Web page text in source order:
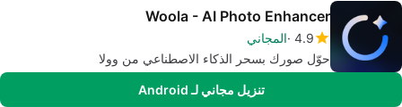
Woola - AI Photo Enhancer
4.9 المجاني
حوّل صورك بسحر الذكاء الاصطناعي من وولا
تنزيل مجاني لـ Android